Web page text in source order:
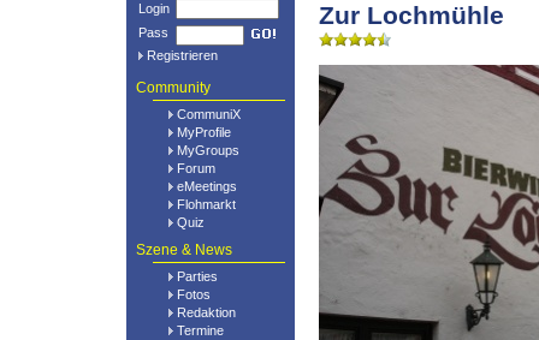
Login
Pass
Registrieren
Community
CommuniX
MyProfile
MyGroups
Forum
eMeetings
Flohmarkt
Quiz
Szene & News
Parties
Fotos
Redaktion
Termine
Zur Lochmühle